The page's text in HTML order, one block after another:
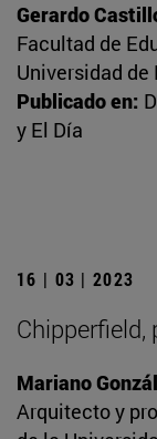
Gerardo
Facultad de
Universidad de
Publicado en:
y El Día
16 | 03 | 2023
Chipperfield,
Mariano
Arquitecto y